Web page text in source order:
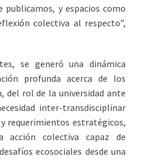
publicamos, y espacios como
colectiva al respecto”,
se generó una dinámica
profunda acerca de los
del rol de la universidad ante
inter-transdisciplinar
requerimientos estratégicos,
colectiva capaz de
ecosociales desde una